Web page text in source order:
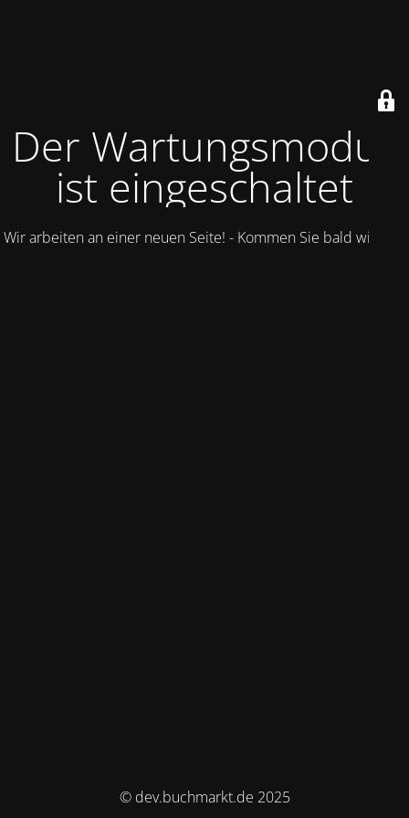
Der Wartungsmodus
ist eingeschaltet
Wir arbeiten an einer neuen Seite! - Kommen Sie bald wieder.
© dev.buchmarkt.de 2025